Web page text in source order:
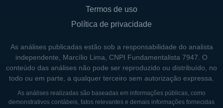
proporcionar eficiência energética e
melhorando a experiência do cliente.
distribuição de energia, através da Southern
California Edison, que engloba a
infraestrutura necessária para levar
eletricidade das usinas até as residências e
Termos de uso
Política de privacidade
As análises publicadas estão sob a responsabilidade do analista
independente, Marcílio Lima, CNPI Fundamentalista 7947. O
conteúdo das análises não pode ser reproduzido ou distribuído, no
todo ou em parte, a qualquer terceiro sem autorização expressa.
As análises realizadas são baseadas em informações públicas, como
demonstrativos contábeis, fatos relevantes e demais informações fornecidas